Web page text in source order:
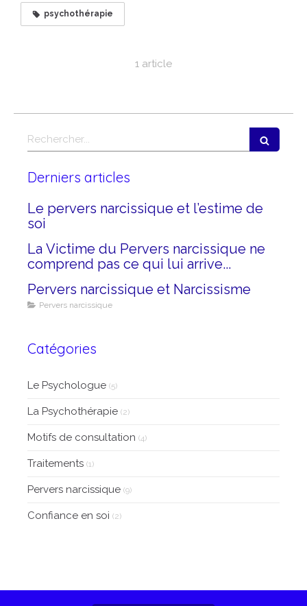
psychothérapie
1 article
Rechercher
Derniers articles
Le pervers narcissique et l’estime de
soi
La Victime du Pervers narcissique ne
comprend pas ce qui lui arrive...
Pervers narcissique et Narcissisme
Pervers narcissique
Catégories
Le Psychologue (5)
La Psychothérapie (2)
Motifs de consultation (4)
Traitements (1)
Pervers narcissique (9)
Confiance en soi (2)